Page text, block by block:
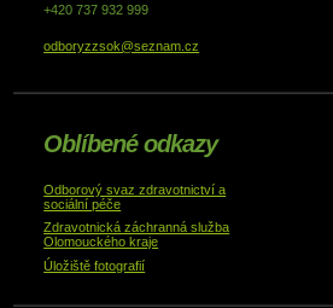
+420 737 932 999
odboryzzsok@seznam.cz
Oblíbené odkazy
Odborový svaz zdravotnictví a
sociální péče
Zdravotnická záchranná služba
Olomouckého kraje
Úložiště fotografií